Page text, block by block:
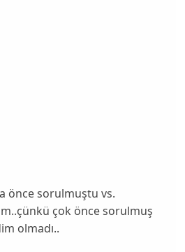
önce sorulmuştu vs.
çok önce sorulmuş
olmadı..